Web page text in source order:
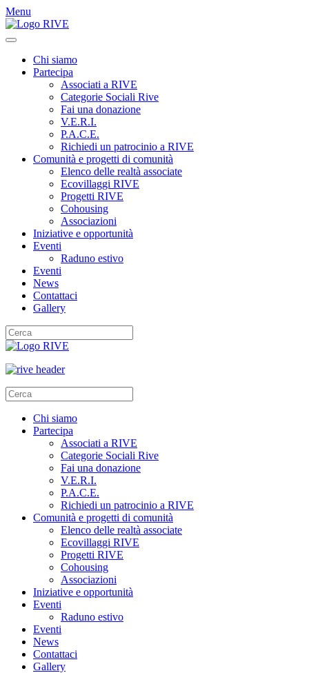
Menu
Chi siamo
Partecipa
Associati a RIVE
Categorie Sociali Rive
Fai una donazione
V.E.R.I.
P.A.C.E.
Richiedi un patrocinio a RIVE
Comunità e progetti di comunità
Elenco delle realtà associate
Ecovillaggi RIVE
Progetti RIVE
Cohousing
Associazioni
Iniziative e opportunità
Eventi
Raduno estivo
Eventi
News
Contattaci
Gallery
Chi siamo
Partecipa
Associati a RIVE
Categorie Sociali Rive
Fai una donazione
V.E.R.I.
P.A.C.E.
Richiedi un patrocinio a RIVE
Comunità e progetti di comunità
Elenco delle realtà associate
Ecovillaggi RIVE
Progetti RIVE
Cohousing
Associazioni
Iniziative e opportunità
Eventi
Raduno estivo
Eventi
News
Contattaci
Gallery